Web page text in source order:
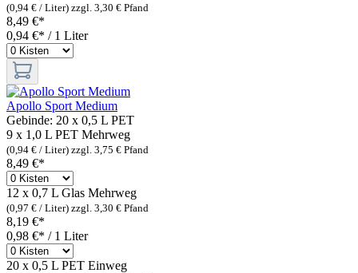
(0,94 € / Liter) zzgl. 3,30 € Pfand
8,49 €*
0,94 €* / 1 Liter
Apollo Sport Medium
Gebinde: 20 x 0,5 L PET
9 x 1,0 L PET Mehrweg
(0,94 € / Liter) zzgl. 3,75 € Pfand
8,49 €*
12 x 0,7 L Glas Mehrweg
(0,97 € / Liter) zzgl. 3,30 € Pfand
8,19 €*
0,98 €* / 1 Liter
20 x 0,5 L PET Einweg